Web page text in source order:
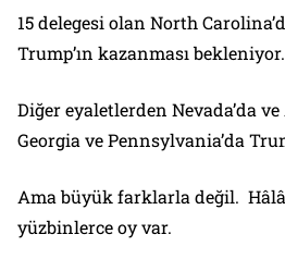
15 delegesi olan North
Trump’ın kazanması bekleniyor.
Diğer eyaletlerden Nevada’da
Georgia ve Pennsylvania’da
Ama büyük farklarla değil. Hâlâ
yüzbinlerce oy var.